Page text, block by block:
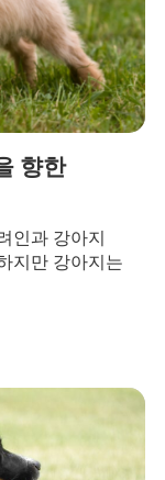
향한
인과 강아지
지만 강아지는